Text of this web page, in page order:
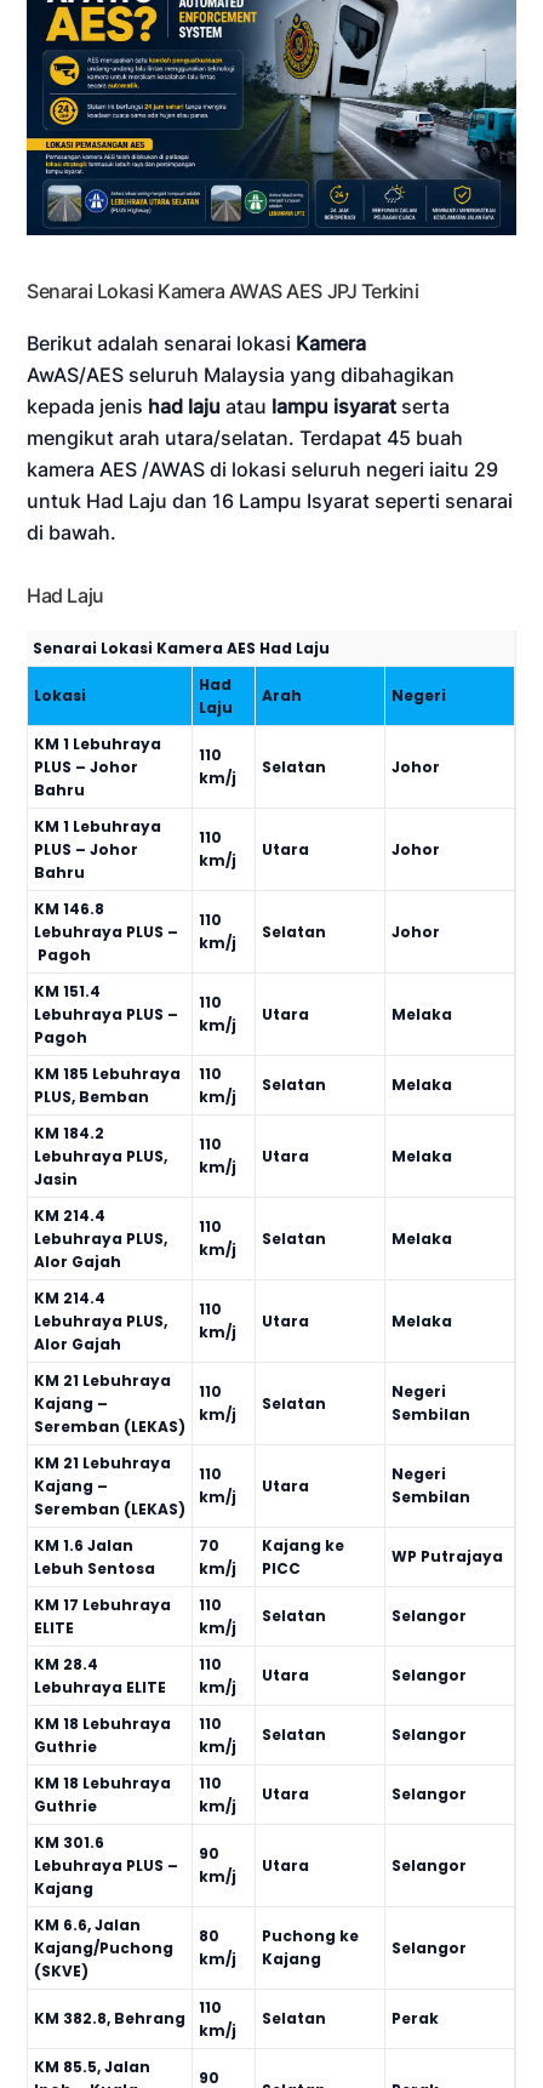
Senarai Lokasi Kamera AWAS AES JPJ Terkini
Berikut adalah senarai lokasi Kamera
AwAS/AES seluruh Malaysia yang dibahagikan
kepada jenis had laju atau lampu isyarat serta
mengikut arah utara/selatan. Terdapat 45 buah
kamera AES /AWAS di lokasi seluruh negeri iaitu 29
untuk Had Laju dan 16 Lampu Isyarat seperti senarai
di bawah.
Had Laju
Senarai Lokasi Kamera AES Had Laju
Lokasi
Had
Laju
Arah Negeri
KM 1 Lebuhraya
PLUS – Johor
Bahru
110
km/j
Selatan Johor
KM 1 Lebuhraya
PLUS – Johor
Bahru
110
km/j
Utara Johor
KM 146.8
Lebuhraya PLUS –
Pagoh
110
km/j
Selatan Johor
KM 151.4
Lebuhraya PLUS –
Pagoh
110
km/j
Utara Melaka
KM 185 Lebuhraya
PLUS, Bemban
110
km/j
Selatan Melaka
KM 184.2
Lebuhraya PLUS,
Jasin
110
km/j
Utara Melaka
KM 214.4
Lebuhraya PLUS,
Alor Gajah
110
km/j
Selatan Melaka
KM 214.4
Lebuhraya PLUS,
Alor Gajah
110
km/j
Utara Melaka
KM 21 Lebuhraya
Kajang –
Seremban (LEKAS)
110
km/j
Selatan
Negeri
Sembilan
KM 21 Lebuhraya
Kajang –
Seremban (LEKAS)
110
km/j
Utara
Negeri
Sembilan
KM 1.6 Jalan
Lebuh Sentosa
70
km/j
Kajang ke
PICC
WP Putrajaya
KM 17 Lebuhraya
ELITE
110
km/j
Selatan Selangor
KM 28.4
Lebuhraya ELITE
110
km/j
Utara Selangor
KM 18 Lebuhraya
Guthrie
110
km/j
Selatan Selangor
KM 18 Lebuhraya
Guthrie
110
km/j
Utara Selangor
KM 301.6
Lebuhraya PLUS –
Kajang
90
km/j
Utara Selangor
KM 6.6, Jalan
Kajang/Puchong
(SKVE)
80
km/j
Puchong ke
Kajang
Selangor
KM 382.8, Behrang
110
km/j
Selatan Perak
KM 85.5, Jalan
90